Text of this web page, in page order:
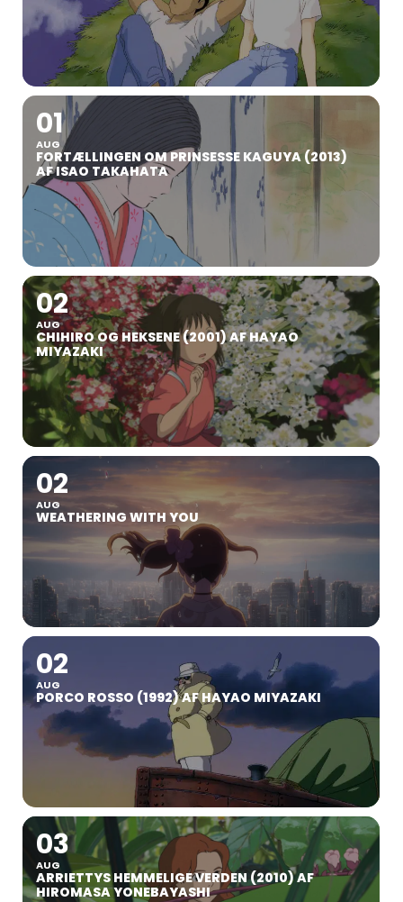
01
AUG
FORTÆLLINGEN OM PRINSESSE KAGUYA (2013)
AF ISAO TAKAHATA
02
AUG
CHIHIRO OG HEKSENE (2001) AF HAYAO
MIYAZAKI
02
AUG
WEATHERING WITH YOU
02
AUG
PORCO ROSSO (1992) AF HAYAO MIYAZAKI
03
AUG
ARRIETTYS HEMMELIGE VERDEN (2010) AF
HIROMASA YONEBAYASHI